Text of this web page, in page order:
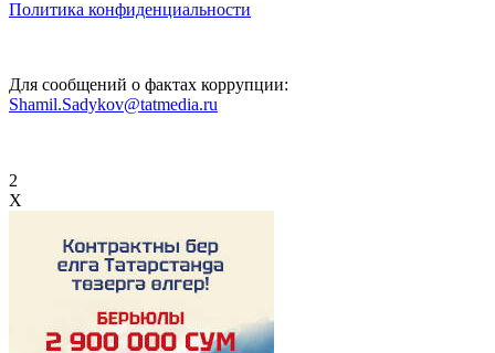
Политика конфиденциальности
Для сообщений о фактах коррупции:
Shamil.Sadykov@tatmedia.ru
2
X